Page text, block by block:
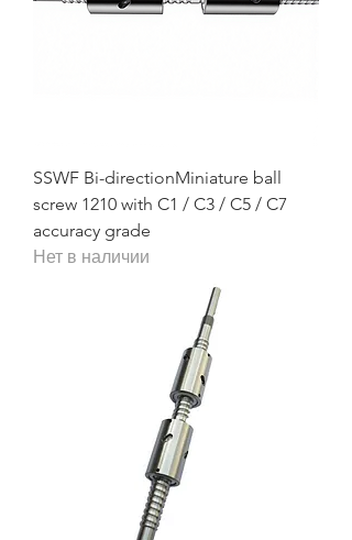
SSWF Bi-directionMiniature ball
screw 1210 with C1 / C3 / C5 / C7
accuracy grade
Нет в наличии